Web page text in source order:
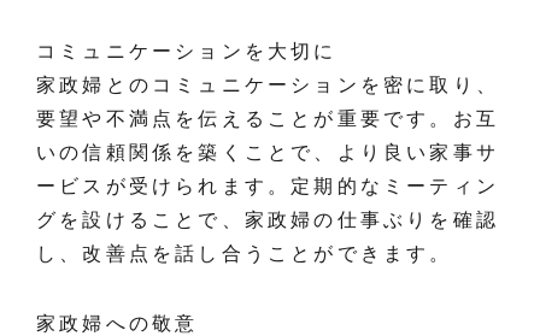
コミュニケーションを大切に
家政婦とのコミュニケーションを密に取り、
要望や不満点を伝えることが重要です。お互
いの信頼関係を築くことで、より良い家事サ
ービスが受けられます。定期的なミーティン
グを設けることで、家政婦の仕事ぶりを確認
し、改善点を話し合うことができます。
家政婦への敬意